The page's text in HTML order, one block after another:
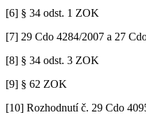
[6] § 34 odst. 1 ZOK
[7] 29 Cdo 4284/2007 a 27
[8] § 34 odst. 3 ZOK
[9] § 62 ZOK
[10] Rozhodnutí č. 29 Cdo